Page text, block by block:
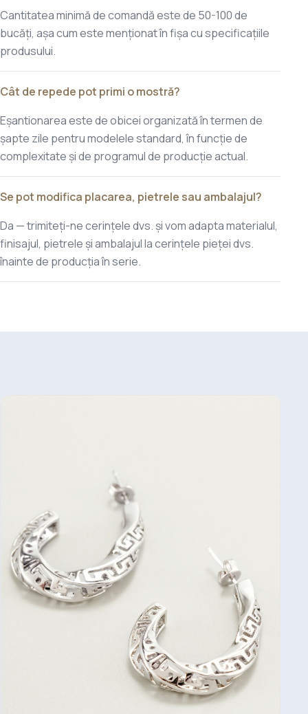
Cantitatea minimă de comandă este de 50-100 de
bucăți, așa cum este menționat în fișa cu specificațiile
produsului.
Cât de repede pot primi o mostră?
Eșantionarea este de obicei organizată în termen de
șapte zile pentru modelele standard, în funcție de
complexitate și de programul de producție actual.
Se pot modifica placarea, pietrele sau ambalajul?
Da — trimiteți-ne cerințele dvs. și vom adapta materialul,
finisajul, pietrele și ambalajul la cerințele pieței dvs.
înainte de producția în serie.